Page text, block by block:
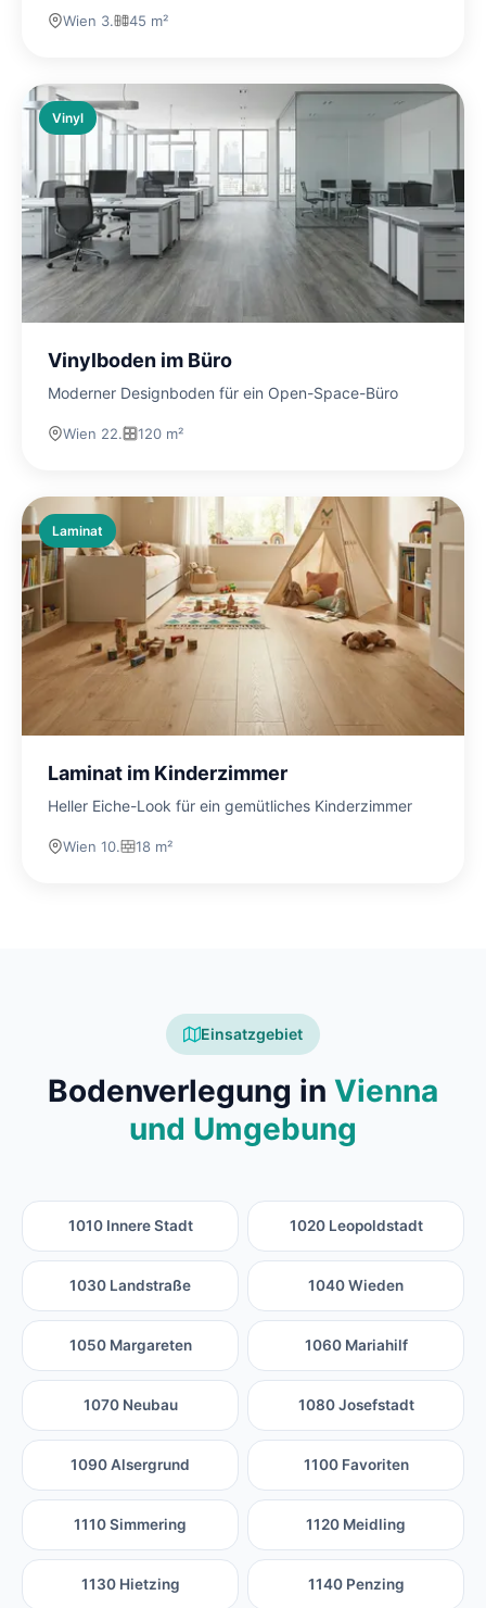
Wien 3. 45 m²
Vinyl
Vinylboden im Büro
Moderner Designboden für ein Open-Space-Büro
Wien 22. 120 m²
Laminat
Laminat im Kinderzimmer
Heller Eiche-Look für ein gemütliches Kinderzimmer
Wien 10. 18 m²
Einsatzgebiet
Bodenverlegung in Vienna
und Umgebung
1010 Innere Stadt 1020 Leopoldstadt
1030 Landstraße 1040 Wieden
1050 Margareten 1060 Mariahilf
1070 Neubau 1080 Josefstadt
1090 Alsergrund 1100 Favoriten
1110 Simmering 1120 Meidling
1130 Hietzing 1140 Penzing